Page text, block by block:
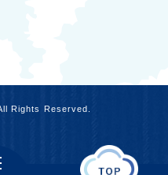
Rights Reserved.